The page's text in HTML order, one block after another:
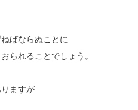
ばならぬことに
られることでしょう。
ますが